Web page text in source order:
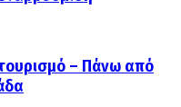
– Πάνω από